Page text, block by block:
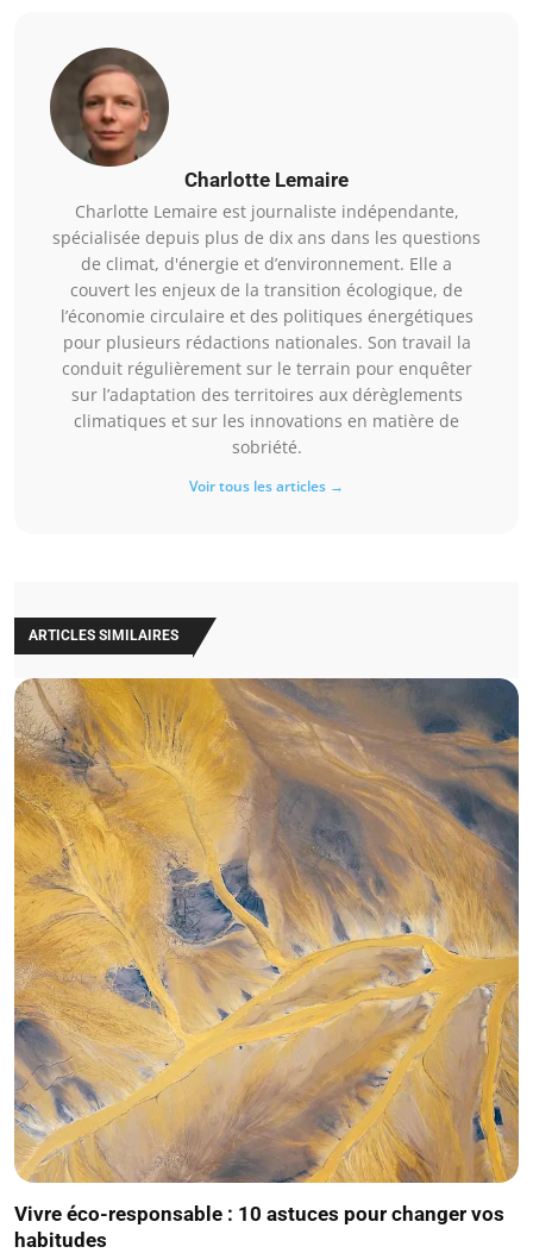
Charlotte Lemaire
Charlotte Lemaire est journaliste indépendante,
spécialisée depuis plus de dix ans dans les questions
de climat, d'énergie et d’environnement. Elle a
couvert les enjeux de la transition écologique, de
l’économie circulaire et des politiques énergétiques
pour plusieurs rédactions nationales. Son travail la
conduit régulièrement sur le terrain pour enquêter
sur l’adaptation des territoires aux dérèglements
climatiques et sur les innovations en matière de
sobriété.
Voir tous les articles →
ARTICLES SIMILAIRES
Vivre éco-responsable : 10 astuces pour changer vos
habitudes